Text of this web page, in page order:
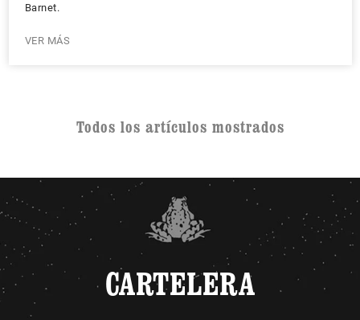
Barnet.
VER MÁS
Todos los artículos mostrados
CARTELERA